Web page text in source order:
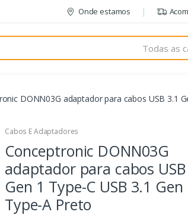
Onde estamos
Todas as
DONN03G adaptador para cabos USB 3.1
Cabos E Adaptadores
Conceptronic DONN03G
adaptador para cabos
Gen 1 Type-C USB 3.1 Gen
Type-A Preto